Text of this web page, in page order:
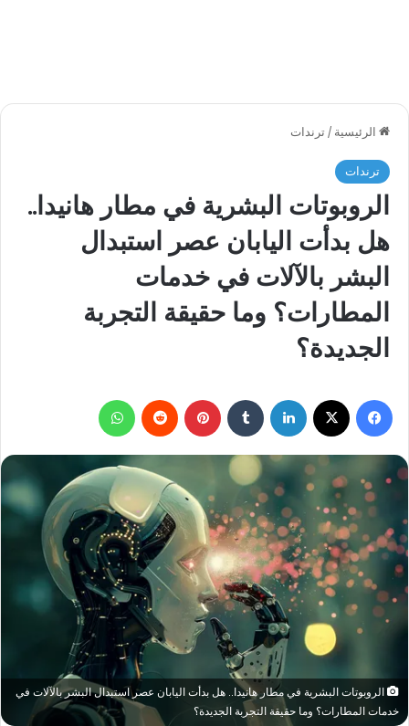
الرئيسية / ترندات
ترندات
الروبوتات البشرية في مطار هانيدا..
هل بدأت اليابان عصر استبدال
البشر بالآلات في خدمات
المطارات؟ وما حقيقة التجربة
الجديدة؟
فيسبوك لينكدإن بينتيريست
الروبوتات البشرية في مطار هانيدا.. هل بدأت اليابان عصر استبدال البشر بالآلات في
خدمات المطارات؟ وما حقيقة التجربة الجديدة؟